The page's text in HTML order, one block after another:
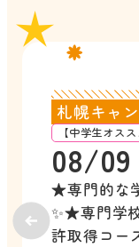
札幌キャ
【中学生オス
08/09
★専門的な
✨★専門学
許取得コー